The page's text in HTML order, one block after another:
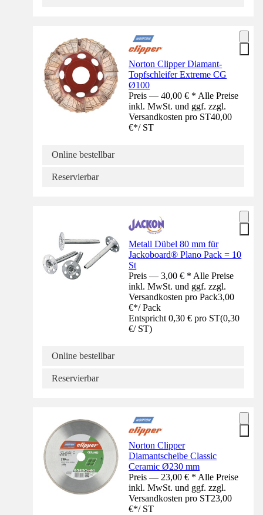
Norton Clipper Diamant-
Topfschleifer Extreme CG
Ø100
Preis — 40,00 € * Alle Preise
inkl. MwSt. und ggf. zzgl.
Versandkosten pro ST40,00
€*/ ST
Online bestellbar
Reservierbar
Metall Dübel 80 mm für
Jackoboard® Plano Pack = 10
St
Preis — 3,00 € * Alle Preise
inkl. MwSt. und ggf. zzgl.
Versandkosten pro Pack3,00
€*/ Pack
Entspricht 0,30 € pro ST(0,30
€/ ST)
Online bestellbar
Reservierbar
Norton Clipper
Diamantscheibe Classic
Ceramic Ø230 mm
Preis — 23,00 € * Alle Preise
inkl. MwSt. und ggf. zzgl.
Versandkosten pro ST23,00
€*/ ST